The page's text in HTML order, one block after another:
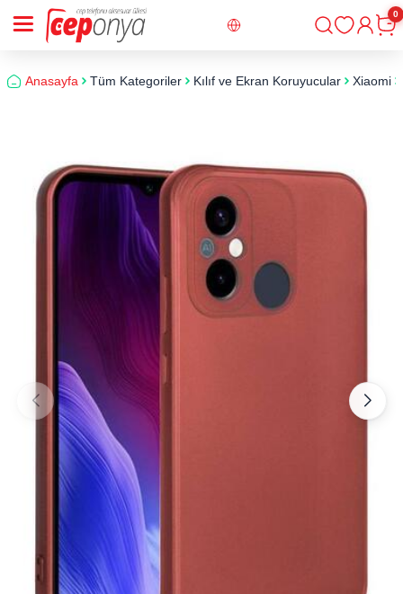
Giriş
0
Anasayfa Tüm Kategoriler Kılıf ve Ekran Koruyucular Xiaomi